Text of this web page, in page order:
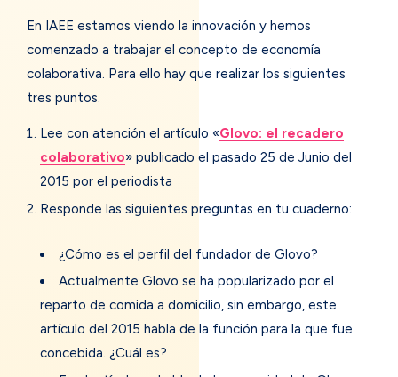
En IAEE estamos viendo la innovación y hemos
comenzado a trabajar el concepto de economía
colaborativa. Para ello hay que realizar los siguientes
tres puntos.
Lee con atención el artículo «Glovo: el recadero
colaborativo» publicado el pasado 25 de Junio del
2015 por el periodista
Responde las siguientes preguntas en tu cuaderno:
¿Cómo es el perfil del fundador de Glovo?
Actualmente Glovo se ha popularizado por el
reparto de comida a domicilio, sin embargo, este
artículo del 2015 habla de la función para la que fue
concebida. ¿Cuál es?